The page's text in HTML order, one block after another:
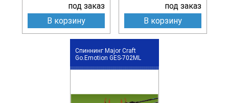
под заказ
В корзину
под заказ
В корзину
Спиннинг Major Craft
Go.Emotion GES-702ML